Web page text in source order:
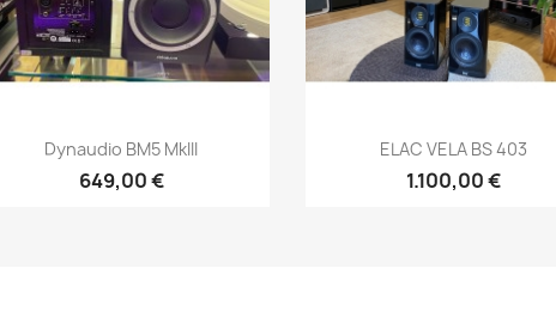
Anteprima
Dynaudio BM5 MkIII
649,00 €
Anteprima
ELAC VELA BS 403
1.100,00 €